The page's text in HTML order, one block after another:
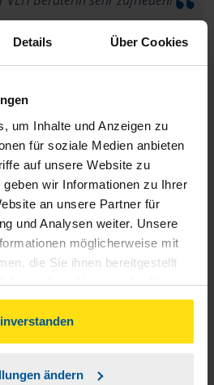
Details Über Cookies
um Inhalte und Anzeigen zu
für soziale Medien anbieten
auf unsere Website zu
wir Informationen zu Ihrer
an unsere Partner für
und Analysen weiter. Unsere
möglicherweise mit
die Sie ihnen bereitgestellt
Ihrer Nutzung der Dienste
Sie auf Einverstanden klicken,
von Cookies, gemäß
zustimmen.
ändern
VLH-Mitglied